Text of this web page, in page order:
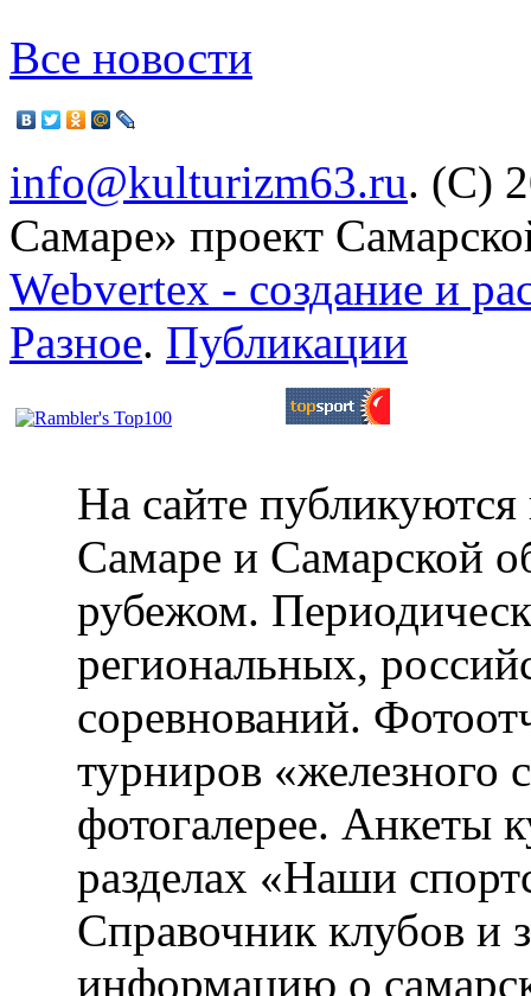
Все новости
info@kulturizm63.ru. (C)
Самаре» проект
Webvertex - создание и
Разное. Публикации
На сайте публикуются
Самаре и Самарской
рубежом.
региональных,
соревнований.
турниров «железного
фотогалерее. Анкеты
разделах «Наши
Справочник клубов и
информацию о